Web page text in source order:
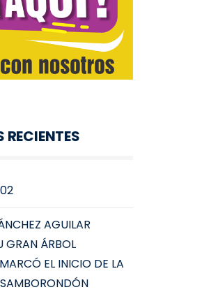
RECIENTES
AGUILAR
GRAN ÁRBOL
EL INICIO DE LA